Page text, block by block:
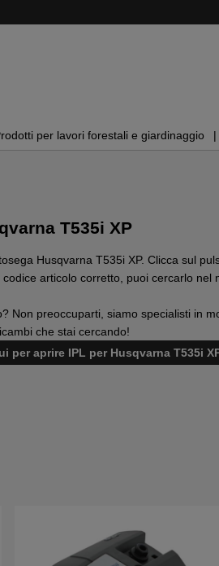
per lavori forestali e giardinaggio
T535i XP
Husqvarna T535i XP. Clicca sul
articolo corretto, puoi cercarlo nel
Non preoccuparti, siamo specialisti in
che stai cercando!
per aprire IPL per Husqvarna T535i